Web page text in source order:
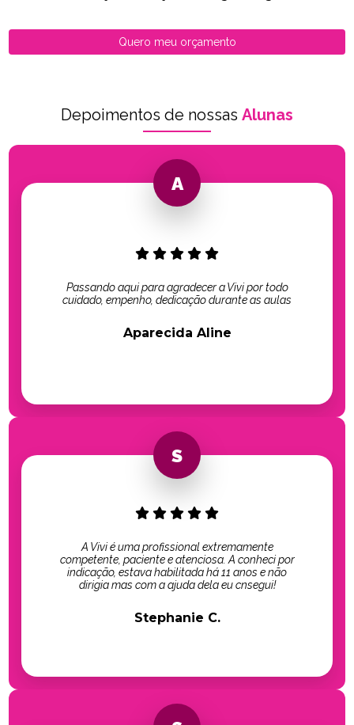
Quero meu orçamento
Depoimentos de nossas Alunas
Passando aqui para agradecer a Vivi por todo
cuidado, empenho, dedicação durante as aulas
Aparecida Aline
A Vivi é uma profissional extremamente
competente, paciente e atenciosa. A conheci por
indicação, estava habilitada há 11 anos e não
dirigia mas com a ajuda dela eu cnsegui!
Stephanie C.